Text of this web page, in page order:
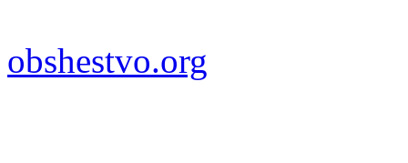
obshestvo.org